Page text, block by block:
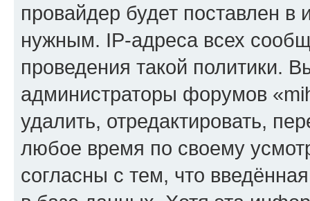
провайдер будет поставлен в
нужным. IP-адреса всех
проведения такой политики.
администраторы форумов
удалить, отредактировать,
любое время по своему
согласны с тем, что